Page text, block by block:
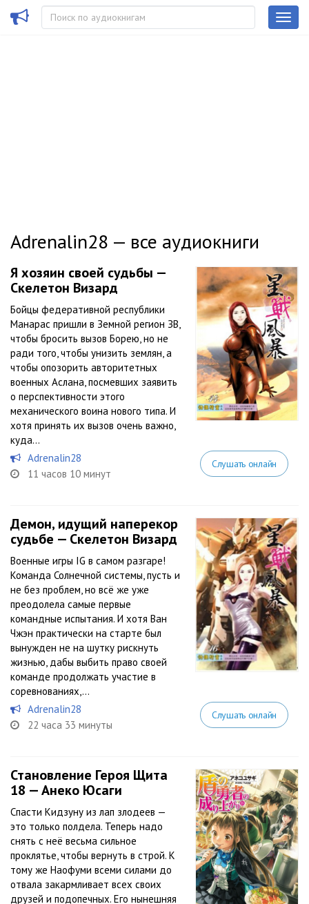
Adrenalin28 — все аудиокниги
Я хозяин своей судьбы —
Скелетон Визард
Бойцы федеративной республики
Манарас пришли в Земной регион ЗВ,
чтобы бросить вызов Борею, но не
ради того, чтобы унизить землян, а
чтобы опозорить авторитетных
военных Аслана, посмевших заявить
о перспективности этого
механического воина нового типа. И
хотя принять их вызов очень важно,
куда...
Adrenalin28
11 часов 10 минут
Слушать онлайн
Демон, идущий наперекор
судьбе — Скелетон Визард
Военные игры IG в самом разгаре!
Команда Солнечной системы, пусть и
не без проблем, но всё же уже
преодолела самые первые
командные испытания. И хотя Ван
Чжэн практически на старте был
вынужден не на шутку рискнуть
жизнью, дабы выбить право своей
команде продолжать участие в
соревнованиях,...
Adrenalin28
22 часа 33 минуты
Слушать онлайн
Становление Героя Щита
18 — Анеко Юсаги
Спасти Кидзуну из лап злодеев —
это только полдела. Теперь надо
снять с неё весьма сильное
проклятье, чтобы вернуть в строй. К
тому же Наофуми всеми силами до
отвала закармливает всех своих
друзей и подопечных. Его нынешняя